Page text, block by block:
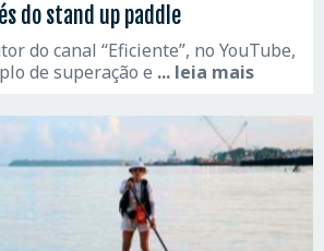
do stand up paddle
do canal “Eficiente”, no YouTube,
de superação e ... leia mais